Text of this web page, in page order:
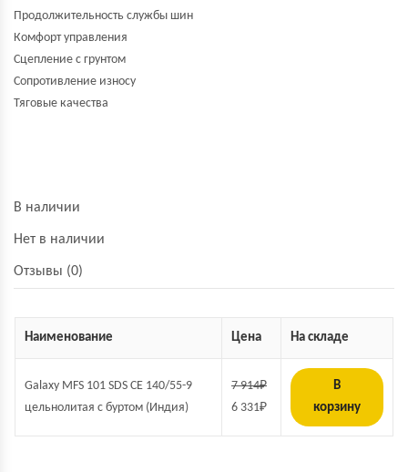
Продолжительность службы шин
Комфорт управления
Сцепление с грунтом
Сопротивление износу
Тяговые качества
В наличии
Нет в наличии
Отзывы (0)
Наименование Цена На складе
Galaxy MFS 101 SDS СЕ 140/55-9
цельнолитая с буртом (Индия)
7 914₽
6 331₽
В
корзину